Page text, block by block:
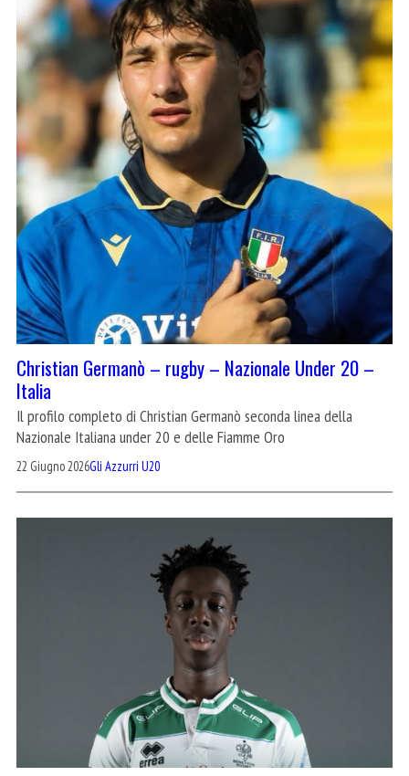
Christian Germanò – rugby – Nazionale Under 20 –
Italia
Il profilo completo di Christian Germanò seconda linea della
Nazionale Italiana under 20 e delle Fiamme Oro
22 Giugno 2026Gli Azzurri U20